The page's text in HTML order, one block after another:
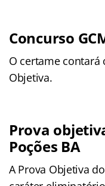
Concurso
O certame contará
Objetiva.
Prova
Poções BA
A Prova Objetiva